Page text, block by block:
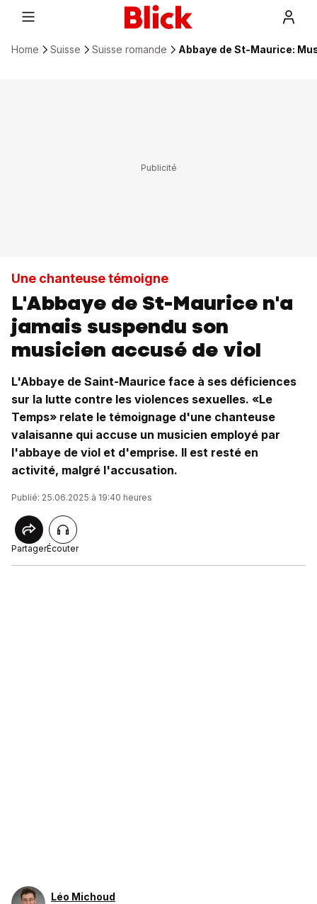
Home Suisse Suisse romande Abbaye de St-Maurice:
Une chanteuse témoigne
L'Abbaye de St-Maurice n'a
jamais suspendu son
musicien accusé de viol
L'Abbaye de Saint-Maurice face à ses déficiences
sur la lutte contre les violences sexuelles. «Le
Temps» relate le témoignage d'une chanteuse
valaisanne qui accuse un musicien employé par
l'abbaye de viol et d'emprise. Il est resté en
activité, malgré l'accusation.
Publié: 25.06.2025 à 19:40 heures
PartagerÉcouter
Léo Michoud